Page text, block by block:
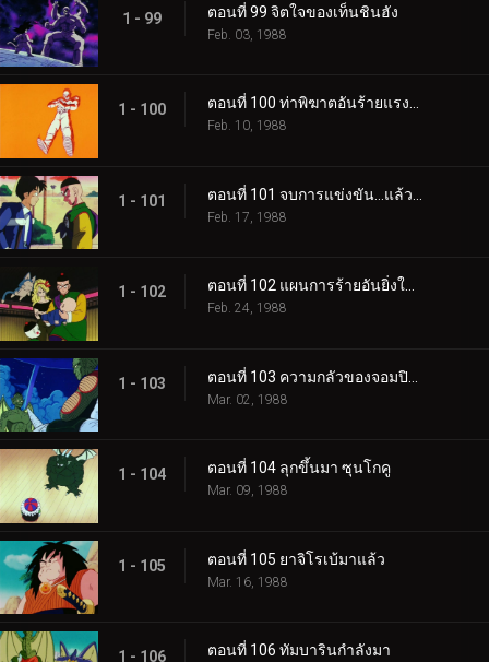
1 - 99 ตอนที่ 99 จิตใจของเท็นชินฮัง
Feb. 03, 1988
1 - 100 ตอนที่ 100 ท่าพิฆาตอันร้ายแรงที่สุด
Feb. 10, 1988
1 - 101
Feb. 17, 1988
1 - 102 ตอนที่ 102 แผนการร้ายอันยิ่งใหญ่
Feb. 24, 1988
1 - 103
Mar. 02, 1988
1 - 104 ตอนที่ 104 ลุกขึ้นมา ซุนโกคู
Mar. 09, 1988
1 - 105 ตอนที่ 105 ยาจิโรเบ้มาแล้ว
Mar. 16, 1988
1 - 106 ตอนที่ 106 ทัมบารินกำลังมา